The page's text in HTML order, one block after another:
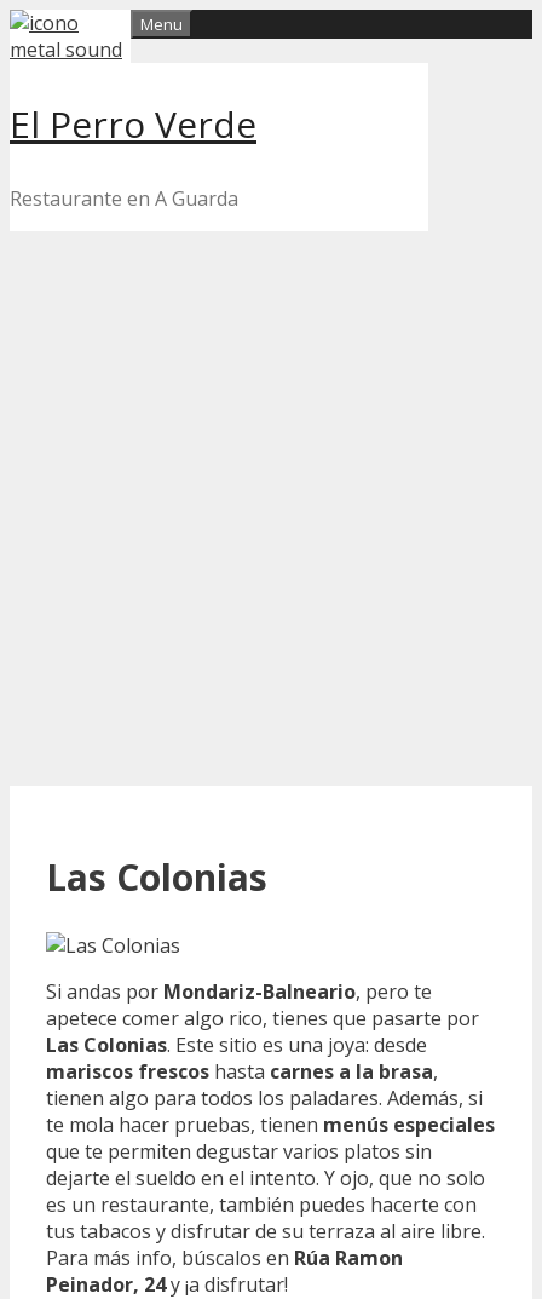
Skip
to
El Perro Verde
Restaurante en A Guarda
Menu
Las Colonias
Si andas por Mondariz-Balneario, pero te
apetece comer algo rico, tienes que pasarte por
Las Colonias. Este sitio es una joya: desde
mariscos frescos hasta carnes a la brasa,
tienen algo para todos los paladares. Además, si
te mola hacer pruebas, tienen menús especiales
que te permiten degustar varios platos sin
dejarte el sueldo en el intento. Y ojo, que no solo
es un restaurante, también puedes hacerte con
tus tabacos y disfrutar de su terraza al aire libre.
Para más info, búscalos en Rúa Ramon
Peinador, 24y ¡a disfrutar! ️